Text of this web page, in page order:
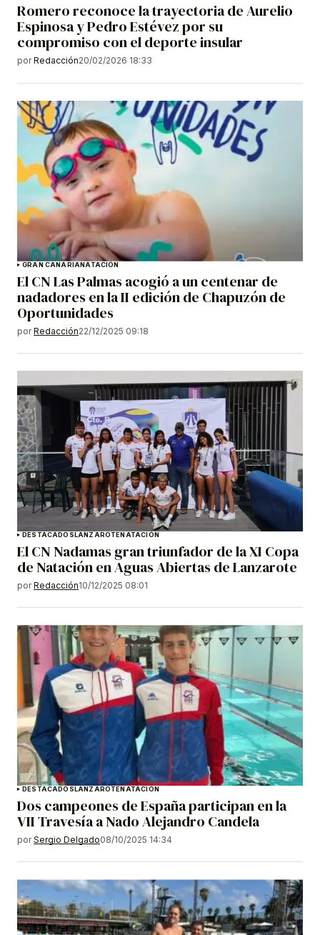
Romero reconoce la trayectoria de Aurelio
Espinosa y Pedro Estévez por su
compromiso con el deporte insular
por Redacción20/02/2026 18:33
GRAN CANARIANATACIÓN
El CN Las Palmas acogió a un centenar de
nadadores en la II edición de Chapuzón de
Oportunidades
por Redacción22/12/2025 09:18
DESTACADOSLANZAROTENATACIÓN
El CN Nadamas gran triunfador de la XI Copa
de Natación en Aguas Abiertas de Lanzarote
por Redacción10/12/2025 08:01
DESTACADOSLANZAROTENATACIÓN
Dos campeones de España participan en la
VII Travesía a Nado Alejandro Candela
por Sergio Delgado08/10/2025 14:34